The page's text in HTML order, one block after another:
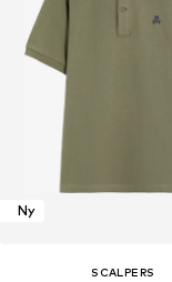
Ny
SCALPERS